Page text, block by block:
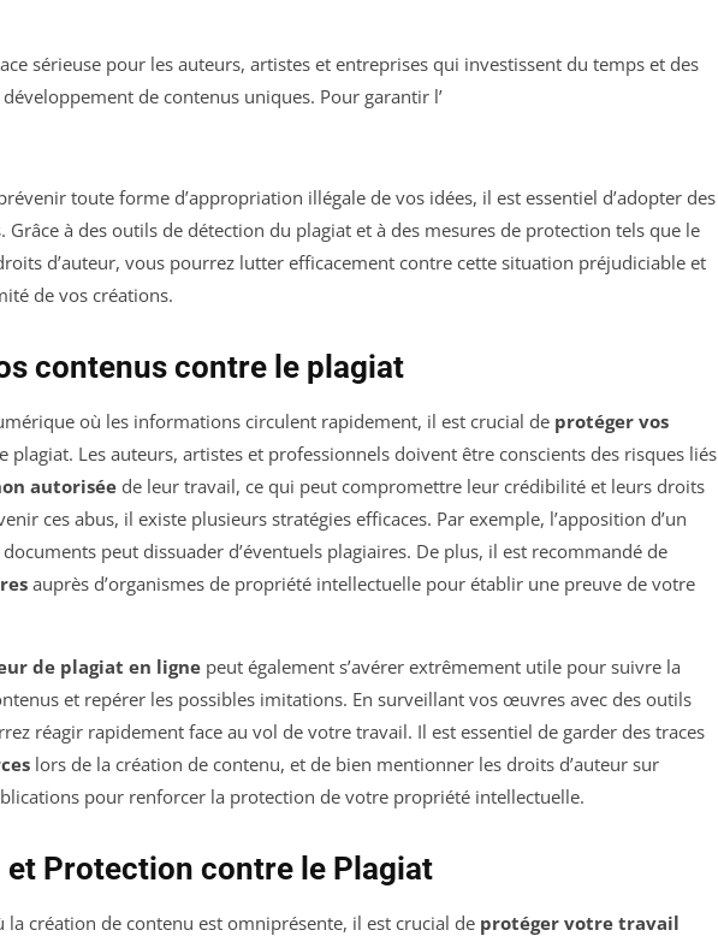
sérieuse pour les auteurs, artistes et entreprises qui investissent du temps et des
de contenus uniques. Pour garantir l’
toute forme d’appropriation illégale de vos idées, il est essentiel d’adopter des
Grâce à des outils de détection du plagiat et à des mesures de protection tels que le
d’auteur, vous pourrez lutter efficacement contre cette situation préjudiciable et
de vos créations.
contenus contre le plagiat
où les informations circulent rapidement, il est crucial de protéger vos
plagiat. Les auteurs, artistes et professionnels doivent être conscients des risques liés
autorisée de leur travail, ce qui peut compromettre leur crédibilité et leurs droits
ces abus, il existe plusieurs stratégies efficaces. Par exemple, l’apposition d’un
peut dissuader d’éventuels plagiaires. De plus, il est recommandé de
auprès d’organismes de propriété intellectuelle pour établir une preuve de votre
de plagiat en ligne peut également s’avérer extrêmement utile pour suivre la
et repérer les possibles imitations. En surveillant vos œuvres avec des outils
réagir rapidement face au vol de votre travail. Il est essentiel de garder des traces
lors de la création de contenu, et de bien mentionner les droits d’auteur sur
pour renforcer la protection de votre propriété intellectuelle.
et Protection contre le Plagiat
la création de contenu est omniprésente, il est crucial de protéger votre travail